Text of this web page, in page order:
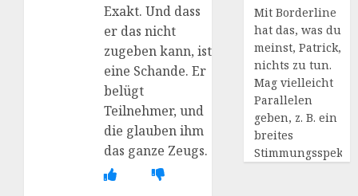
Exakt. Und dass
er das nicht
zugeben kann, ist
eine Schande. Er
belügt
Teilnehmer, und
die glauben ihm
das ganze Zeugs.
Mit Borderline
hat das, was du
meinst, Patrick,
nichts zu tun.
Mag vielleicht
Parallelen
geben, z. B. ein
breites